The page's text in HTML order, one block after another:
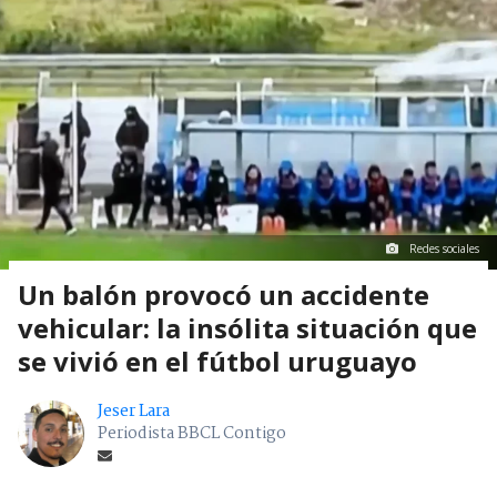
Redes sociales
Un balón provocó un accidente
vehicular: la insólita situación que
se vivió en el fútbol uruguayo
Jeser Lara
Periodista BBCL Contigo